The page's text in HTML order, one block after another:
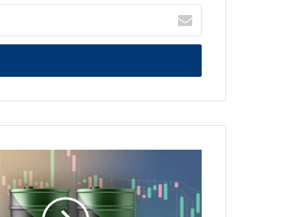
اكتب
بريدك
الالكتروني
النفط
الكويتي